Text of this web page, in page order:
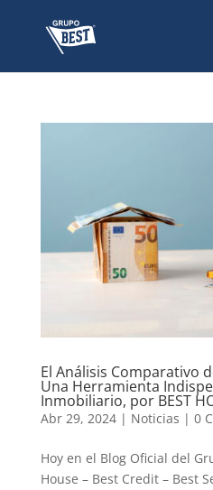
El Análisis Comparativo
Una Herramienta
Inmobiliario, por BEST
Abr 29, 2024| Noticias | 0
Hoy en el Blog Oficial del
House – Best Credit – Best